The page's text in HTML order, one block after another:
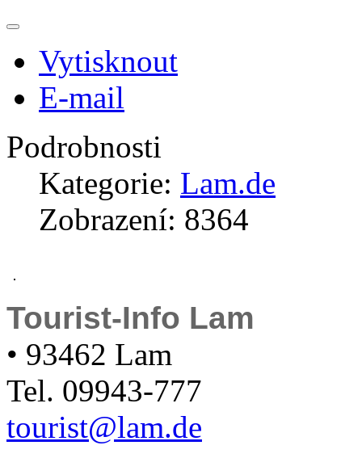
Vytisknout
E-mail
Podrobnosti
Kategorie: Lam.de
Zobrazení: 8364
Tourist-Info Lam
• 93462 Lam
Tel. 09943-777
tourist@lam.de